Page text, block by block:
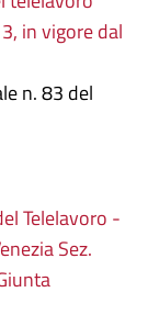
in vigore dal
n. 83 del
Telelavoro -
Sez.